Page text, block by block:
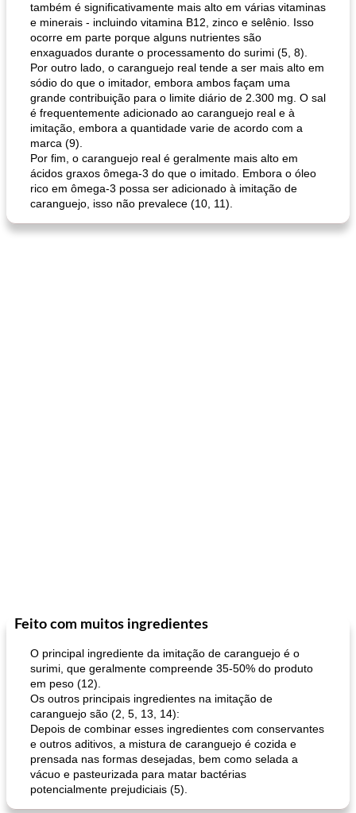
também é significativamente mais alto em várias vitaminas
e minerais - incluindo vitamina B12, zinco e selênio. Isso
ocorre em parte porque alguns nutrientes são
enxaguados durante o processamento do surimi (5, 8).
Por outro lado, o caranguejo real tende a ser mais alto em
sódio do que o imitador, embora ambos façam uma
grande contribuição para o limite diário de 2.300 mg. O sal
é frequentemente adicionado ao caranguejo real e à
imitação, embora a quantidade varie de acordo com a
marca (9).
Por fim, o caranguejo real é geralmente mais alto em
ácidos graxos ômega-3 do que o imitado. Embora o óleo
rico em ômega-3 possa ser adicionado à imitação de
caranguejo, isso não prevalece (10, 11).
Feito com muitos ingredientes
O principal ingrediente da imitação de caranguejo é o
surimi, que geralmente compreende 35-50% do produto
em peso (12).
Os outros principais ingredientes na imitação de
caranguejo são (2, 5, 13, 14):
Depois de combinar esses ingredientes com conservantes
e outros aditivos, a mistura de caranguejo é cozida e
prensada nas formas desejadas, bem como selada a
vácuo e pasteurizada para matar bactérias
potencialmente prejudiciais (5).